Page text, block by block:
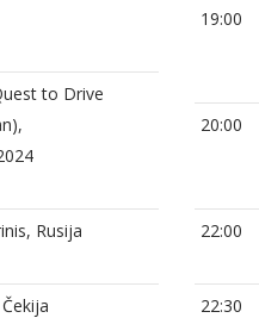
to Drive
Rusija
19:00
20:00
22:00
22:30